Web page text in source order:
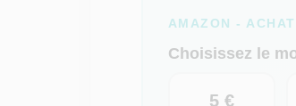
AMAZON -
Choisissez le
5 €